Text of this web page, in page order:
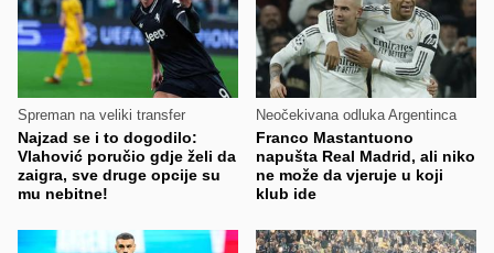
Spreman na veliki transfer
Najzad se i to dogodilo:
Vlahović poručio gdje želi da
zaigra, sve druge opcije su
mu nebitne!
Neočekivana odluka Argentinca
Franco Mastantuono
napušta Real Madrid, ali niko
ne može da vjeruje u koji
klub ide